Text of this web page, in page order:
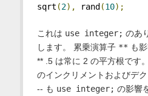
sqrt (2), rand (10);
これは use integer; のあ
します。 累乗演算子 ** も
** .5 は常に 2 の平方根です
のインクリメントおよびデ
-- も use integer; の影響